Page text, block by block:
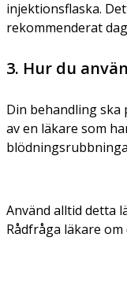
injektionsflaska.
rekommenderat
3. Hur du
Din behandling ska
av en läkare som
Använd alltid detta
Rådfråga läkare